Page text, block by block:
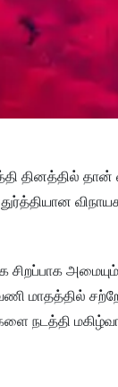
தினத்தில் தான்
மாதத்தில்
நடத்தி